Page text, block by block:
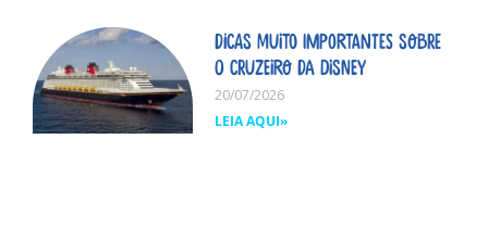
Dicas MUITO importantes sobre
o cruzeiro da Disney
20/07/2026
LEIA AQUI»